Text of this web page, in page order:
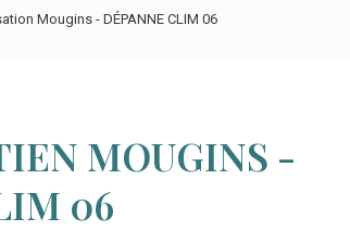
Mougins - DÉPANNE CLIM 06
MOUGINS -
06